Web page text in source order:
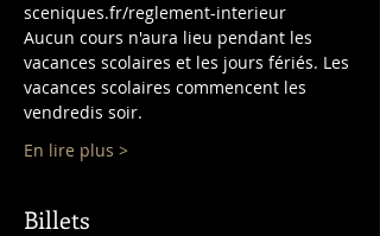
Aucun cours n'aura lieu pendant les
vacances scolaires et les jours fériés. Les
vacances scolaires commencent les
En lire plus >
Billets